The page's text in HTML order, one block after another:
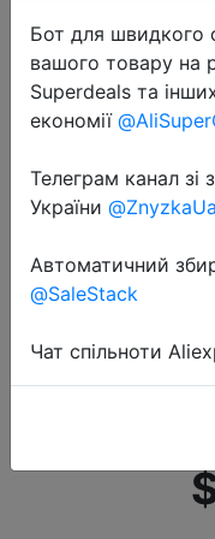
2020-09-09
Xiaomi Mijia
с 5 В/2.4A
Бот для швидкого
вашого товару на
Superdeals та
економії
Телеграм канал
України @ZnyzkaUa
Автоматичний
@SaleStack
Чат спільноти